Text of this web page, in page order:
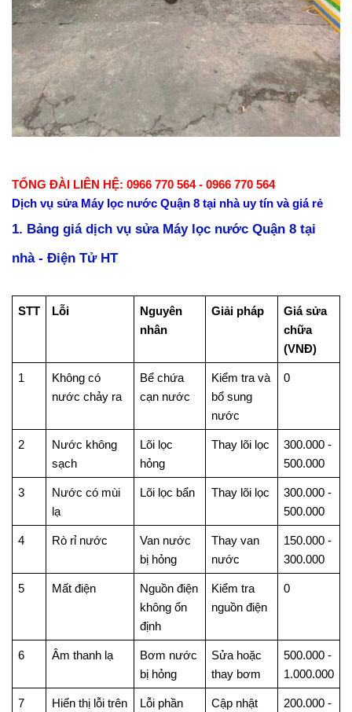
TỔNG ĐÀI LIÊN HỆ: 0966 770 564 - 0966 770 564
Dịch vụ sửa Máy lọc nước Quận 8 tại nhà uy tín và giá rẻ
1. Bảng giá dịch vụ sửa Máy lọc nước Quận 8 tại
nhà - Điện Tử HT
STT Lỗi
Nguyên
nhân
Giải pháp
Giá sửa
chữa
(VNĐ)
1
Không có
nước chảy ra
Bể chứa
cạn nước
Kiểm tra và
bổ sung
nước
0
2
Nước không
sạch
Lõi lọc
hỏng
Thay lõi lọc
300.000 -
500.000
3
Nước có mùi
lạ
Lõi lọc bẩn Thay lõi lọc
300.000 -
500.000
4 Rò rỉ nước
Van nước
bị hỏng
Thay van
nước
150.000 -
300.000
5 Mất điện
Nguồn điện
không ổn
định
Kiểm tra
nguồn điện
0
6 Âm thanh lạ
Bơm nước
bị hỏng
Sửa hoặc
thay bơm
500.000 -
1.000.000
7
Hiển thị lỗi trên
Lỗi phần
Cập nhật
200.000 -